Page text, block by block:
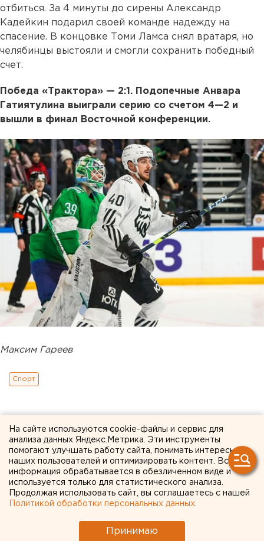
отбиться. За 4 минуты до сирены Александр
Кадейкин подарил своей команде надежду на
спасение. В концовке Томи Ламса снял вратаря, но
челябинцы выстояли и смогли сохранить победный
счет.
Победа «Трактора» — 2:1. Подопечные Анвара
Гатиятулина выиграли серию со счетом 4—2 и
вышли в финал Восточной конференции.
Максим Гареев
Спорт
На сайте используются cookie-файлы и сервис для
анализа данных Яндекс.Метрика. Эти инструменты
помогают улучшать работу сайта, понимать интересы
наших пользователей и оптимизировать контент. Вся
информация обрабатывается в обезличенном виде и
используется только для статистического анализа.
Продолжая использовать сайт, вы соглашаетесь с нашей
Политикой обработки персональных данных
Принимаю